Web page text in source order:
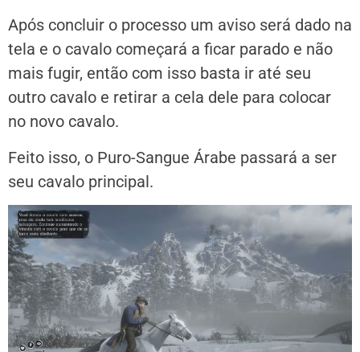
Após concluir o processo um aviso será dado na
tela e o cavalo começará a ficar parado e não
mais fugir, então com isso basta ir até seu
outro cavalo e retirar a cela dele para colocar
no novo cavalo.
Feito isso, o Puro-Sangue Árabe passará a ser
seu cavalo principal.